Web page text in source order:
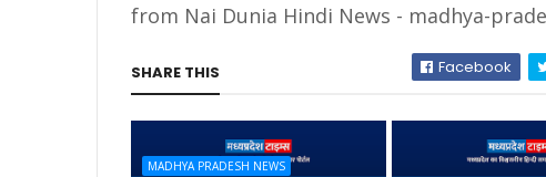
from Nai Dunia Hindi News - madhya-
SHARE THIS Facebook
MADHYA PRADESH NEWS